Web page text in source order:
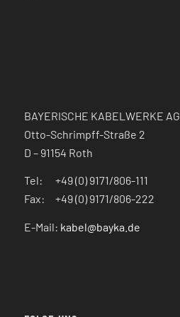
BAYERISCHE KABELWERKE AG
Otto-Schrimpff-Straße 2
D – 91154 Roth
Tel: +49 (0) 9171/806-111
Fax: +49 (0) 9171/806-222
E-Mail: kabel@bayka.de